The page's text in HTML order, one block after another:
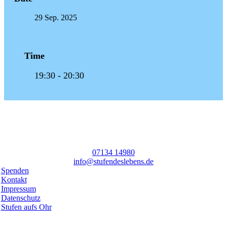
29 Sep. 2025
Time
19:30 - 20:30
07134 14980
info@stufendeslebens.de
Spenden
Kontakt
Impressum
Datenschutz
Stufen aufs Ohr